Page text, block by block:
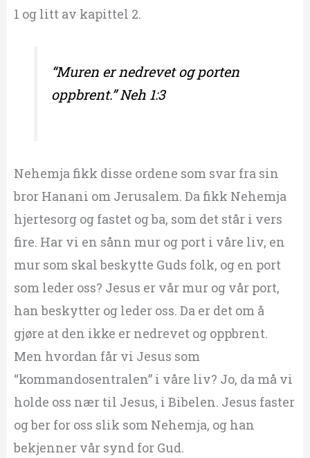
1 og litt av kapittel 2.
“Muren er nedrevet og porten
oppbrent.” Neh 1:3
Nehemja fikk disse ordene som svar fra sin
bror Hanani om Jerusalem. Da fikk Nehemja
hjertesorg og fastet og ba, som det står i vers
fire. Har vi en sånn mur og port i våre liv, en
mur som skal beskytte Guds folk, og en port
som leder oss? Jesus er vår mur og vår port,
han beskytter og leder oss. Da er det om å
gjøre at den ikke er nedrevet og oppbrent.
Men hvordan får vi Jesus som
“kommandosentralen” i våre liv? Jo, da må vi
holde oss nær til Jesus, i Bibelen. Jesus faster
og ber for oss slik som Nehemja, og han
bekjenner vår synd for Gud.